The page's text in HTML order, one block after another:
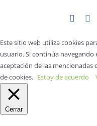
Este sitio web utiliza cookies
usuario. Si continúa
aceptación de las mencionadas
de cookies. Estoy de acuerdo
Cerrar